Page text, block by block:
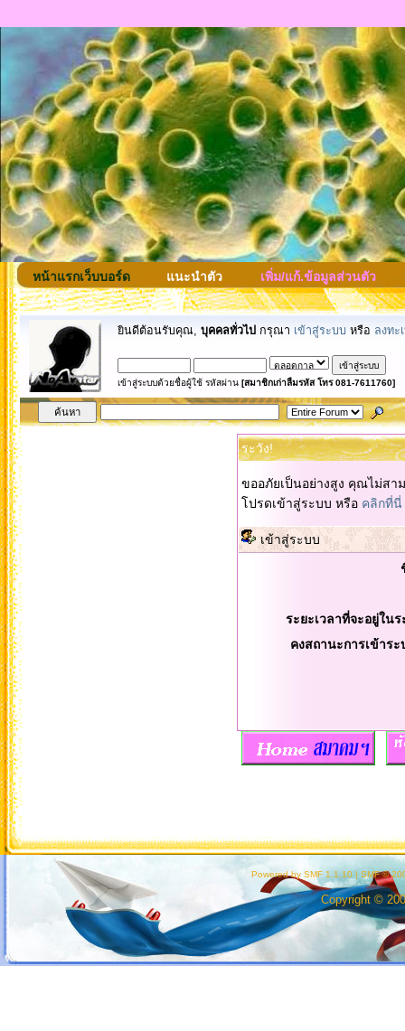
หน้าแรกเว็บบอร์ด แนะนำตัว เพิ่ม/แก้.ข้อมูลส่วนตัว
ยินดีต้อนรับคุณ, บุคคลทั่วไป กรุณา เข้าสู่ระบบ หรือ ลงทะ
เข้าสู่ระบบด้วยชื่อผู้ใช้ รหัสผ่าน [สมาชิกเก่าลืมรหัส โทร 081-7611760]
ระวัง!
ขออภัยเป็นอย่างสูง คุณไม่ส
โปรดเข้าสู่ระบบ หรือ คลิกที่นี่
เข้าสู่ระบบ
ระยะเวลาที่จะอยู่ใน
คงสถานะการเข้าร
Powered by SMF 1.1.10 | SMF ©
Copyright ©